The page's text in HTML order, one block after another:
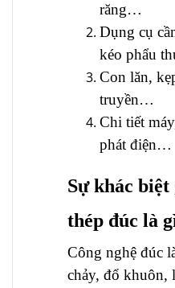
răng…
Dụng cụ
kéo phẩu
Con lăn,
truyền…
Chi tiết
phát điện…
Sự khác
thép đúc là
Công nghệ đúc
chảy, đổ khuôn,